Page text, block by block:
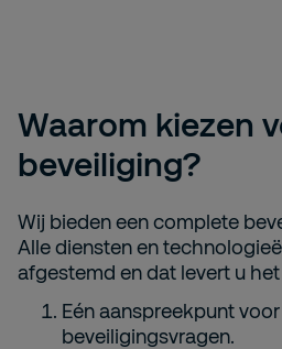
Waarom kiezen
beveiliging?
Wij bieden een complete
Alle diensten en
afgestemd en dat levert u
Eén aanspreekpunt
beveiligingsvragen.